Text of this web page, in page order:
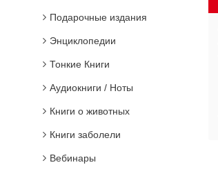
Подарочные издания
Энциклопедии
Тонкие Книги
Аудиокниги / Ноты
Книги о животных
Книги заболели
Вебинары